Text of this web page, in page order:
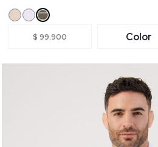
$ 99.900 Color